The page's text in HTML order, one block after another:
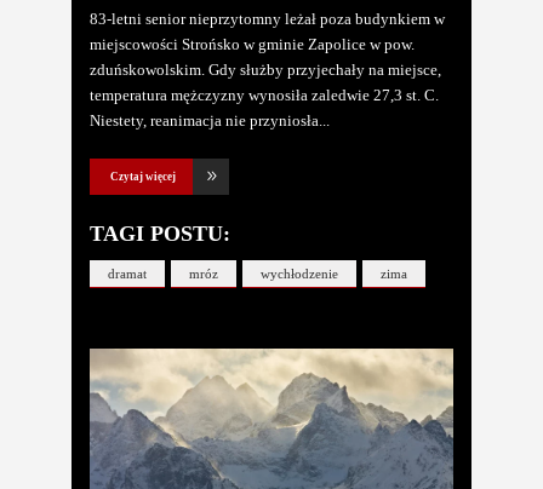
83-letni senior nieprzytomny leżał poza budynkiem w
miejscowości Strońsko w gminie Zapolice w pow.
zduńskowolskim. Gdy służby przyjechały na miejsce,
temperatura mężczyzny wynosiła zaledwie 27,3 st. C.
Niestety, reanimacja nie przyniosła
Czytaj więcej
TAGI POSTU:
dramat mróz wychłodzenie zima